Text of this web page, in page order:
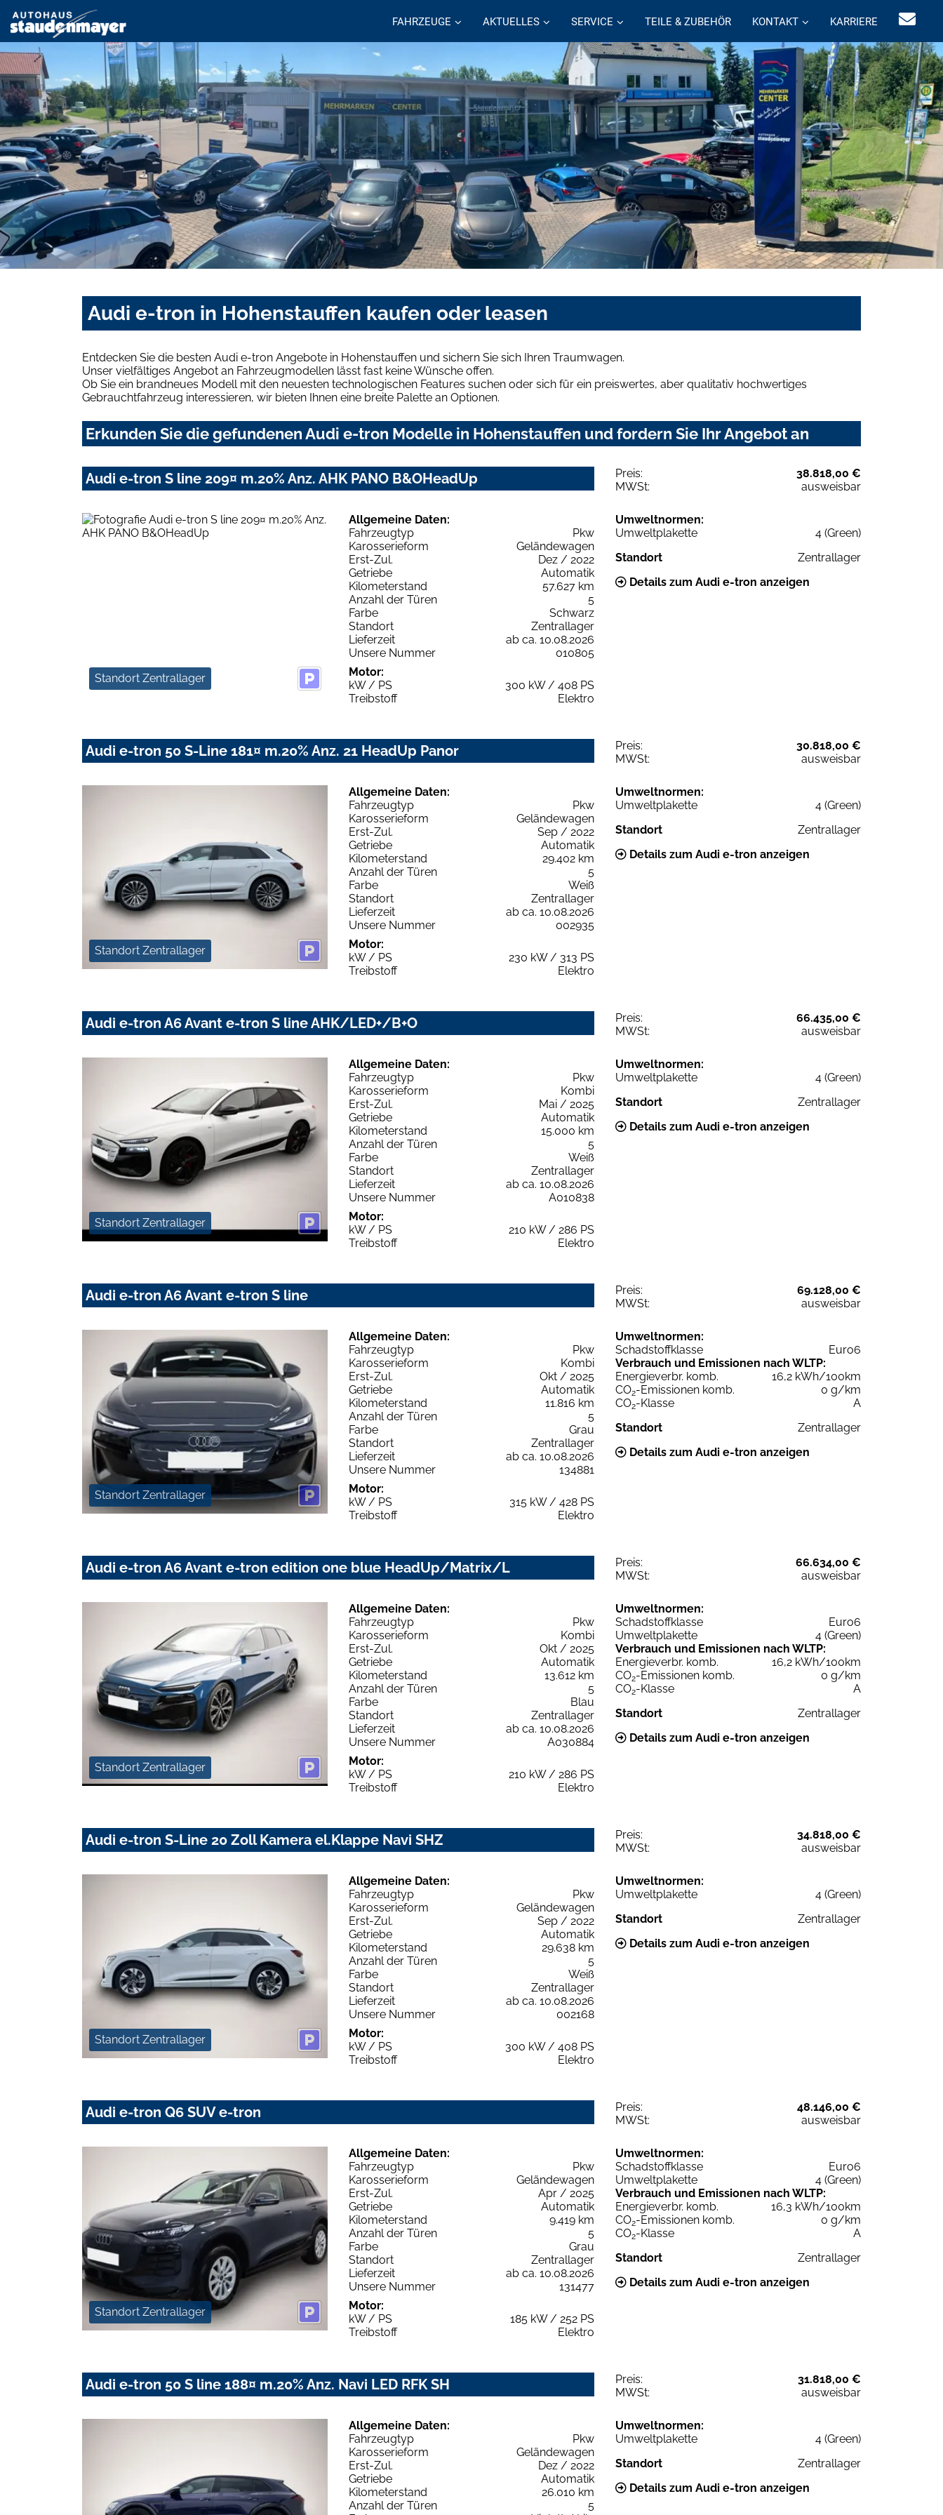
FAHRZEUGE AKTUELLES SERVICE TEILE & ZUBEHÖR KONTAKT KARRIERE
Audi e-tron in Hohenstauffen kaufen oder leasen
Entdecken Sie die besten Audi e-tron Angebote in Hohenstauffen und sichern Sie sich Ihren Traumwagen.
Unser vielfältiges Angebot an Fahrzeugmodellen lässt fast keine Wünsche offen.
Ob Sie ein brandneues Modell mit den neuesten technologischen Features suchen oder sich für ein preiswertes, aber qualitativ hochwertiges
Gebrauchtfahrzeug interessieren, wir bieten Ihnen eine breite Palette an Optionen.
Erkunden Sie die gefundenen Audi e-tron Modelle in Hohenstauffen und fordern Sie Ihr Angebot an
Audi e-tron S line 209¤ m.20% Anz. AHK PANO B&OHeadUp Preis:
38.818,00 €
MWSt:
ausweisbar
Standort Zentrallager
Allgemeine Daten:
Fahrzeugtyp
Pkw
Karosserieform
Geländewagen
Erst-Zul.
Dez / 2022
Getriebe
Automatik
Kilometerstand
57.627 km
Anzahl der Türen
5
Farbe
Schwarz
Standort
Zentrallager
Lieferzeit
ab ca. 10.08.2026
Unsere Nummer
010805
Motor:
kW / PS
300 kW / 408 PS
Treibstoff
Elektro
Umweltnormen:
Umweltplakette
4 (Green)
Standort
Zentrallager
Details zum Audi e-tron anzeigen
Audi e-tron 50 S-Line 181¤ m.20% Anz. 21 HeadUp Panor Preis:
30.818,00 €
MWSt:
ausweisbar
Standort Zentrallager
Allgemeine Daten:
Fahrzeugtyp
Pkw
Karosserieform
Geländewagen
Erst-Zul.
Sep / 2022
Getriebe
Automatik
Kilometerstand
29.402 km
Anzahl der Türen
5
Farbe
Weiß
Standort
Zentrallager
Lieferzeit
ab ca. 10.08.2026
Unsere Nummer
002935
Motor:
kW / PS
230 kW / 313 PS
Treibstoff
Elektro
Umweltnormen:
Umweltplakette
4 (Green)
Standort
Zentrallager
Details zum Audi e-tron anzeigen
Audi e-tron A6 Avant e-tron S line AHK/LED+/B+O Preis:
66.435,00 €
MWSt:
ausweisbar
Standort Zentrallager
Allgemeine Daten:
Fahrzeugtyp
Pkw
Karosserieform
Kombi
Erst-Zul.
Mai / 2025
Getriebe
Automatik
Kilometerstand
15.000 km
Anzahl der Türen
5
Farbe
Weiß
Standort
Zentrallager
Lieferzeit
ab ca. 10.08.2026
Unsere Nummer
A010838
Motor:
kW / PS
210 kW / 286 PS
Treibstoff
Elektro
Umweltnormen:
Umweltplakette
4 (Green)
Standort
Zentrallager
Details zum Audi e-tron anzeigen
Audi e-tron A6 Avant e-tron S line Preis:
69.128,00 €
MWSt:
ausweisbar
Standort Zentrallager
Allgemeine Daten:
Fahrzeugtyp
Pkw
Karosserieform
Kombi
Erst-Zul.
Okt / 2025
Getriebe
Automatik
Kilometerstand
11.816 km
Anzahl der Türen
5
Farbe
Grau
Standort
Zentrallager
Lieferzeit
ab ca. 10.08.2026
Unsere Nummer
134881
Motor:
kW / PS
315 kW / 428 PS
Treibstoff
Elektro
Umweltnormen:
Schadstoffklasse
Euro6
Verbrauch und Emissionen nach WLTP:
Energieverbr. komb.
16,2 kWh/100km
CO2-Emissionen komb.
0 g/km
CO2-Klasse
A
Standort
Zentrallager
Details zum Audi e-tron anzeigen
Audi e-tron A6 Avant e-tron edition one blue HeadUp/Matrix/L Preis:
66.634,00 €
MWSt:
ausweisbar
Standort Zentrallager
Allgemeine Daten:
Fahrzeugtyp
Pkw
Karosserieform
Kombi
Erst-Zul.
Okt / 2025
Getriebe
Automatik
Kilometerstand
13.612 km
Anzahl der Türen
5
Farbe
Blau
Standort
Zentrallager
Lieferzeit
ab ca. 10.08.2026
Unsere Nummer
A030884
Motor:
kW / PS
210 kW / 286 PS
Treibstoff
Elektro
Umweltnormen:
Schadstoffklasse
Euro6
Umweltplakette
4 (Green)
Verbrauch und Emissionen nach WLTP:
Energieverbr. komb.
16,2 kWh/100km
CO2-Emissionen komb.
0 g/km
CO2-Klasse
A
Standort
Zentrallager
Details zum Audi e-tron anzeigen
Audi e-tron S-Line 20 Zoll Kamera el.Klappe Navi SHZ Preis:
34.818,00 €
MWSt:
ausweisbar
Standort Zentrallager
Allgemeine Daten:
Fahrzeugtyp
Pkw
Karosserieform
Geländewagen
Erst-Zul.
Sep / 2022
Getriebe
Automatik
Kilometerstand
29.638 km
Anzahl der Türen
5
Farbe
Weiß
Standort
Zentrallager
Lieferzeit
ab ca. 10.08.2026
Unsere Nummer
002168
Motor:
kW / PS
300 kW / 408 PS
Treibstoff
Elektro
Umweltnormen:
Umweltplakette
4 (Green)
Standort
Zentrallager
Details zum Audi e-tron anzeigen
Audi e-tron Q6 SUV e-tron Preis:
48.146,00 €
MWSt:
ausweisbar
Standort Zentrallager
Allgemeine Daten:
Fahrzeugtyp
Pkw
Karosserieform
Geländewagen
Erst-Zul.
Apr / 2025
Getriebe
Automatik
Kilometerstand
9.419 km
Anzahl der Türen
5
Farbe
Grau
Standort
Zentrallager
Lieferzeit
ab ca. 10.08.2026
Unsere Nummer
131477
Motor:
kW / PS
185 kW / 252 PS
Treibstoff
Elektro
Umweltnormen:
Schadstoffklasse
Euro6
Umweltplakette
4 (Green)
Verbrauch und Emissionen nach WLTP:
Energieverbr. komb.
16,3 kWh/100km
CO2-Emissionen komb.
0 g/km
CO2-Klasse
A
Standort
Zentrallager
Details zum Audi e-tron anzeigen
Audi e-tron 50 S line 188¤ m.20% Anz. Navi LED RFK SH Preis:
31.818,00 €
MWSt:
ausweisbar
Allgemeine Daten:
Fahrzeugtyp
Pkw
Karosserieform
Geländewagen
Erst-Zul.
Dez / 2022
Getriebe
Automatik
Kilometerstand
26.010 km
Anzahl der Türen
5
Umweltnormen:
Umweltplakette
4 (Green)
Standort
Zentrallager
Details zum Audi e-tron anzeigen